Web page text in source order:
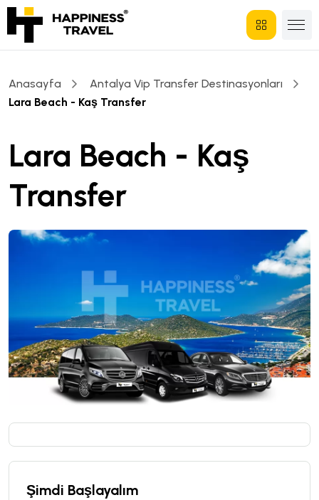
Anasayfa
Antalya Vip Transfer Destinasyonları
Lara Beach - Kaş Transfer
Lara Beach - Kaş
Transfer
Şimdi Başlayalım